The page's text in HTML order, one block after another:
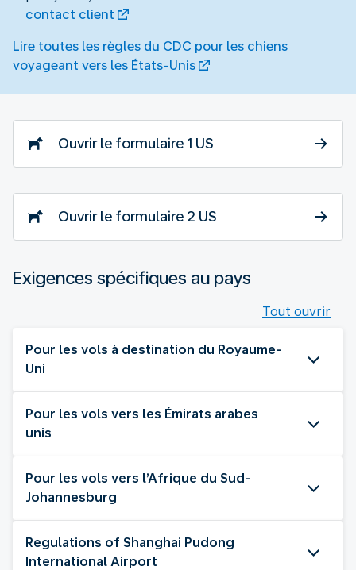
contact client
Lire toutes les règles du CDC pour les chiens
voyageant vers les États-Unis
Ouvrir le formulaire 1 US
Ouvrir le formulaire 2 US
Exigences spécifiques au pays
Tout ouvrir
Pour les vols à destination du Royaume-
Uni
Pour les vols vers les Émirats arabes
unis
Pour les vols vers l’Afrique du Sud-
Johannesburg
Regulations of Shanghai Pudong
International Airport